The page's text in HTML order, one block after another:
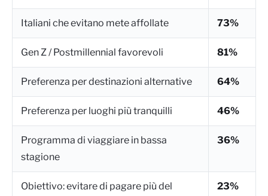
Italiani che evitano mete affollate 73%
Gen Z / Postmillennial favorevoli 81%
Preferenza per destinazioni alternative 64%
Preferenza per luoghi più tranquilli 46%
Programma di viaggiare in bassa
stagione
36%
Obiettivo: evitare di pagare più del
23%